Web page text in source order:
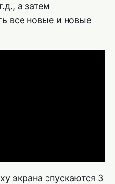
а затем
все новые и новые
экрана спускаются 3